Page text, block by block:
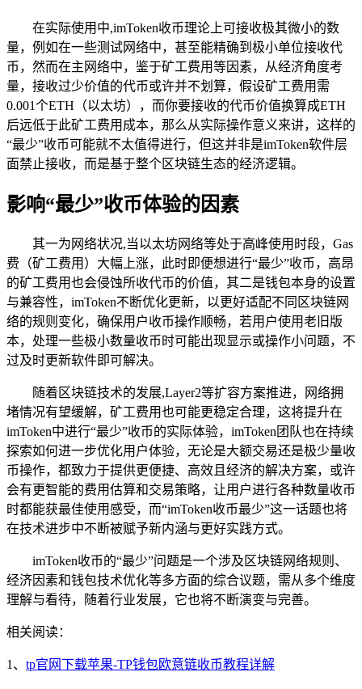
在实际使用中,imToken收币理论上可接收极其微小的数
量，例如在一些测试网络中，甚至能精确到极小单位接收代
币，然而在主网络中，鉴于矿工费用等因素，从经济角度考
量，接收过少价值的代币或许并不划算，假设矿工费用需
0.001个ETH（以太坊），而你要接收的代币价值换算成ETH
后远低于此矿工费用成本，那么从实际操作意义来讲，这样的
“最少”收币可能就不太值得进行，但这并非是imToken软件层
面禁止接收，而是基于整个区块链生态的经济逻辑。
影响“最少”收币体验的因素
其一为网络状况,当以太坊网络等处于高峰使用时段，Gas
费（矿工费用）大幅上涨，此时即便想进行“最少”收币，高昂
的矿工费用也会侵蚀所收代币的价值，其二是钱包本身的设置
与兼容性，imToken不断优化更新，以更好适配不同区块链网
络的规则变化，确保用户收币操作顺畅，若用户使用老旧版
本，处理一些极小数量收币时可能出现显示或操作小问题，不
过及时更新软件即可解决。
随着区块链技术的发展,Layer2等扩容方案推进，网络拥
堵情况有望缓解，矿工费用也可能更稳定合理，这将提升在
imToken中进行“最少”收币的实际体验，imToken团队也在持续
探索如何进一步优化用户体验，无论是大额交易还是极少量收
币操作，都致力于提供更便捷、高效且经济的解决方案，或许
会有更智能的费用估算和交易策略，让用户进行各种数量收币
时都能获最佳使用感受，而“imToken收币最少”这一话题也将
在技术进步中不断被赋予新内涵与更好实践方式。
imToken收币的“最少”问题是一个涉及区块链网络规则、
经济因素和钱包技术优化等多方面的综合议题，需从多个维度
理解与看待，随着行业发展，它也将不断演变与完善。
相关阅读：
1、 tp官网下载苹果-TP钱包欧意链收币教程详解